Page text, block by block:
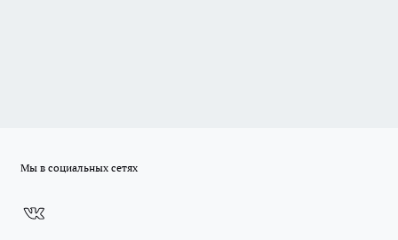
Мы в социальных сетях